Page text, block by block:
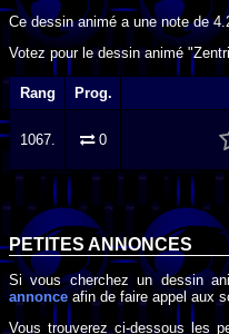
Ce dessin animé a une note de
Votez pour le dessin animé
Rang Prog.
1067. 0
PETITES ANNONCES
Si vous cherchez un dessin
annonceafin de faire appel aux
Vous trouverez ci-dessous les